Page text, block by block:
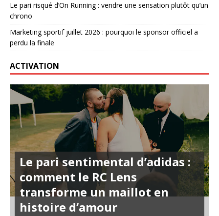
Le pari risqué d’On Running : vendre une sensation plutôt qu’un
chrono
Marketing sportif juillet 2026 : pourquoi le sponsor officiel a
perdu la finale
ACTIVATION
Le pari sentimental d’adidas :
comment le RC Lens
transforme un maillot en
histoire d’amour